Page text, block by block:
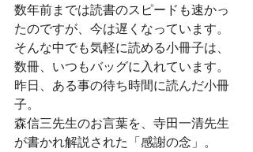
数年前までは読書のスピードも速かっ
たのですが、今は遅くなっています。
そんな中でも気軽に読める小冊子は、
数冊、いつもバッグに入れています。
昨日、ある事の待ち時間に読んだ小冊
子。
森信三先生のお言葉を、寺田一清先生
が書かれ解説された「感謝の念」。